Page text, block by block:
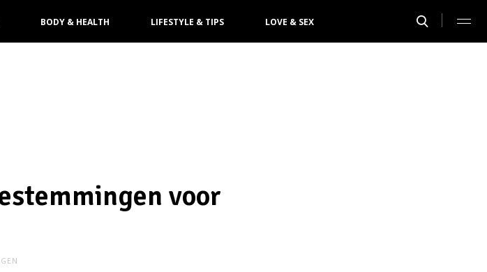
BODY & HEALTH LIFESTYLE & TIPS LOVE & SEX
voor